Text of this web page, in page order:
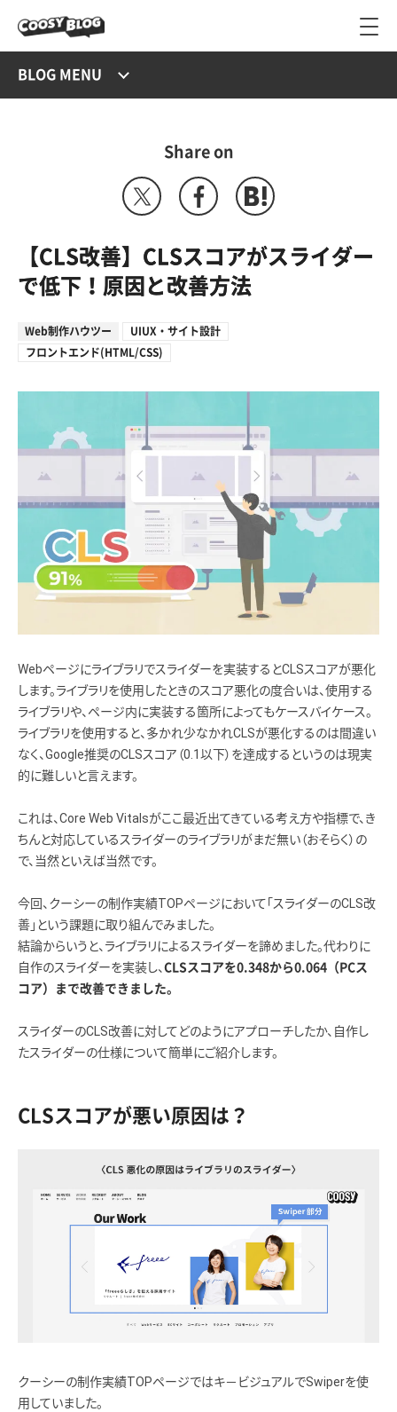
BLOG MENU
Share on
【CLS改善】CLSスコアがスライダー
で低下！原因と改善方法
Web制作ハウツー
UIUX・サイト設計
フロントエンド(HTML/CSS)
Webページにライブラリでスライダーを実装するとCLSスコアが悪化
します。ライブラリを使用したときのスコア悪化の度合いは、使用する
ライブラリや、ページ内に実装する箇所によってもケースバイケース。
ライブラリを使用すると、多かれ少なかれCLSが悪化するのは間違い
なく、Google推奨のCLSスコア（0.1以下）を達成するというのは現実
的に難しいと言えます。
これは、Core Web Vitalsがここ最近出てきている考え方や指標で、き
ちんと対応しているスライダーのライブラリがまだ無い（おそらく）の
で、当然といえば当然です。
今回、クーシーの制作実績TOPページにおいて「スライダーのCLS改
善」という課題に取り組んでみました。
結論からいうと、ライブラリによるスライダーを諦めました。代わりに
自作のスライダーを実装し、 CLSスコアを0.348から0.064（PCス
コア）まで改善できました。
スライダーのCLS改善に対してどのようにアプローチしたか、自作し
たスライダーの仕様について簡単にご紹介します。
CLSスコアが悪い原因は？
クーシーの制作実績TOPページではキ－ビジュアルでSwiperを使
用していました。